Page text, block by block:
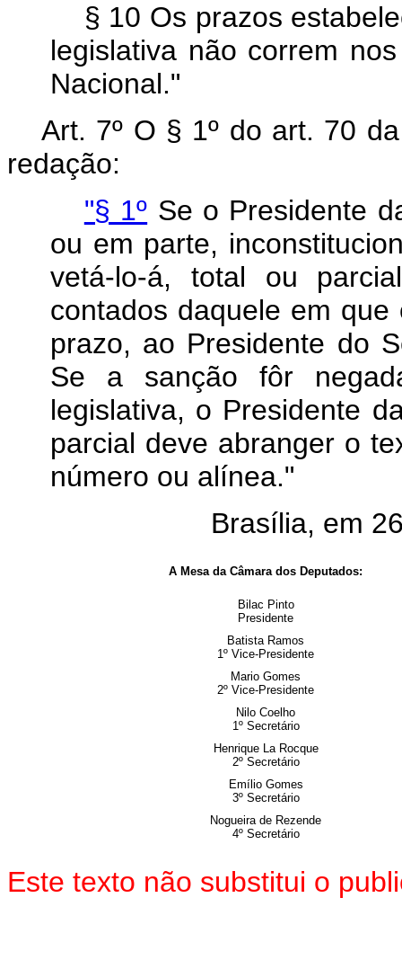
§ 10 Os prazos
legislativa não correm
Nacional."
Art. 7º O § 1º do art. 70
redação:
"§ 1º Se o Presidente
ou em parte,
vetá-lo-á, total ou
contados daquele em
prazo, ao Presidente do
Se a sanção fôr
legislativa, o Presidente
parcial deve abranger o
número ou alínea."
Brasília, em
A Mesa da Câmara dos Deputados:
Bilac Pinto
Presidente
Batista Ramos
1º Vice-Presidente
Mario Gomes
2º Vice-Presidente
Nilo Coelho
1º Secretário
Henrique La Rocque
2º Secretário
Emílio Gomes
3º Secretário
Nogueira de Rezende
4º Secretário
Este texto não substitui o